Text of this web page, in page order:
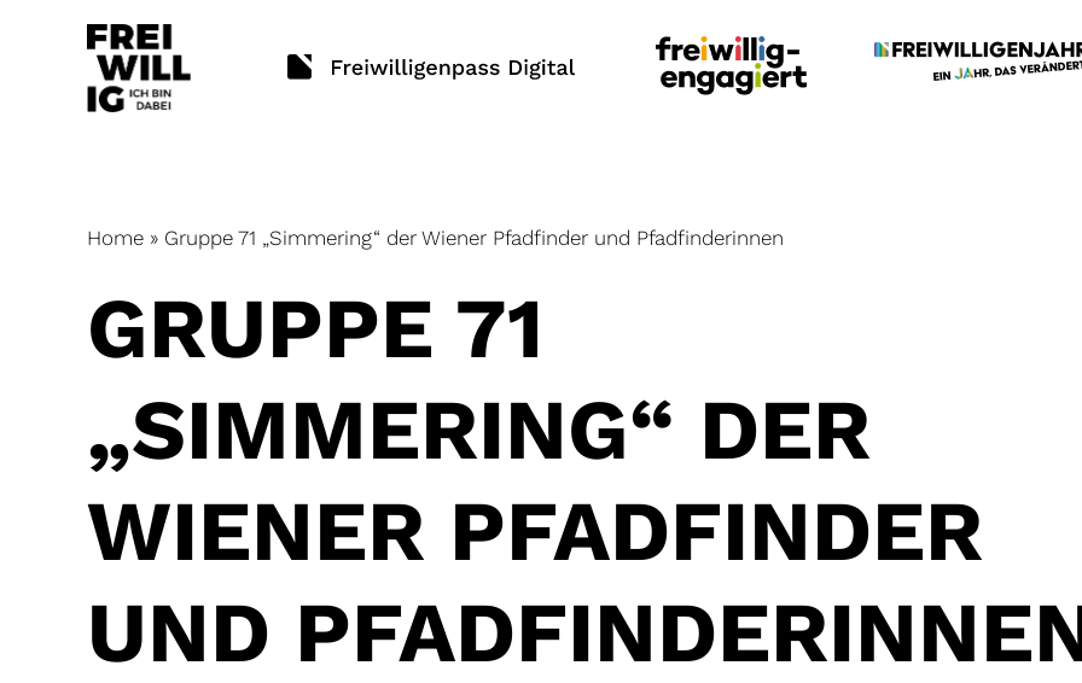
Home » Gruppe 71 „Simmering“ der Wiener Pfadfinder und Pfadfinderinnen
GRUPPE 71
„SIMMERING“ DER
WIENER PFADFINDER
UND